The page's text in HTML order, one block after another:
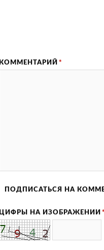
КОММЕНТАРИЙ *
ПОДПИСАТЬСЯ НА
ЦИФРЫ НА ИЗОБРАЖЕНИИ *